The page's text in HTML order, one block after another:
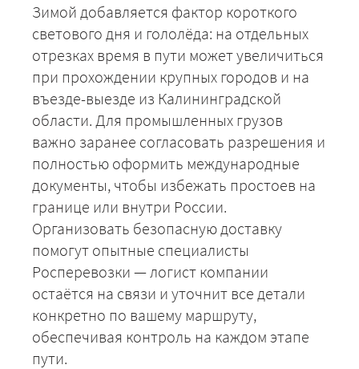
Зимой добавляется фактор короткого
светового дня и гололёда: на отдельных
отрезках время в пути может увеличиться
при прохождении крупных городов и на
въезде-выезде из Калининградской
области. Для промышленных грузов
важно заранее согласовать разрешения и
полностью оформить международные
документы, чтобы избежать простоев на
границе или внутри России.
Организовать безопасную доставку
помогут опытные специалисты
Росперевозки — логист компании
остаётся на связи и уточнит все детали
конкретно по вашему маршруту,
обеспечивая контроль на каждом этапе
пути.